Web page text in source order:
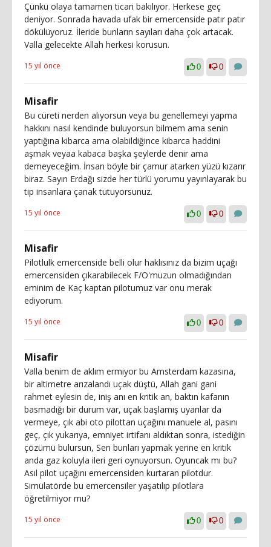
Çünkü olaya tamamen ticari bakılıyor. Herkese geç
deniyor. Sonrada havada ufak bir emercenside patır patır
dökülüyoruz. İleride bunların sayıları daha çok artacak.
Valla gelecekte Allah herkesi korusun.
15 yıl önce 0 0
Misafir
Bu cüreti nerden alıyorsun veya bu genellemeyi yapma
hakkını nasıl kendinde buluyorsun bilmem ama senin
yaptığına kibarca ama olabildiğince kibarca haddini
aşmak veyaa kabaca başka şeylerde denir ama
demeyeceğim. İnsan böyle bir çamur atarken yüzü kızarır
biraz. Sayın Erdağı sizde her türlü yorumu yayınlayarak bu
tip insanlara çanak tutuyorsunuz.
15 yıl önce 0 0
Misafir
Pilotlulk emercenside belli olur haklısınız da bizim uçağı
emercensiden çıkarabilecek F/O'muzun olmadığından
eminim de Kaç kaptan pilotumuz var onu merak
ediyorum.
15 yıl önce 0 0
Misafir
Valla benim de aklım ermiyor bu Amsterdam kazasına,
bir altimetre arızalandı uçak düştü, Allah gani gani
rahmet eylesin de, iniş anı en kritik an, baktın kafanın
basmadığı bir durum var, uçak başlamış uyarılar da
vermeye, çık abi oto pilottan uçağını manuele al, pasını
geç, çık yukarıya, emniyet irtifanı aldıktan sonra, istediğin
çözümü bulursun, Sen bunları yapmak yerine en kritik
anda gaz koluyla ileri geri oynuyorsun. Oyuncak mı bu?
Asıl pilot uçağını emercensiden kurtaran pilotdur.
Simülatörde bu emercensiler yaşatılıp pilotlara
öğretilmiyor mu?
15 yıl önce 0 0